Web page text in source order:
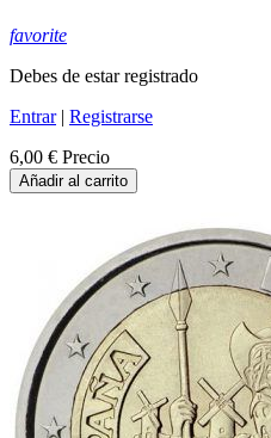
favorite
Debes de estar registrado
Entrar| Registrarse
6,00 € Precio
Añadir al carrito